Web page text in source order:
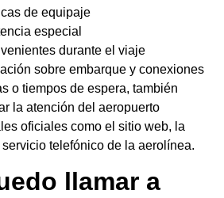
de equipaje
especial
durante el viaje
sobre embarque y conexiones
o tiempos de espera, también
la atención del aeropuerto
oficiales como el sitio web, la
telefónico de la aerolínea.
llamar a